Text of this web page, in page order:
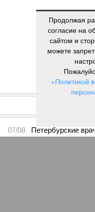
07/08
Петербурские
лечение девочки
Продолжая
согласие на
сайтом и
можете
«Политикой